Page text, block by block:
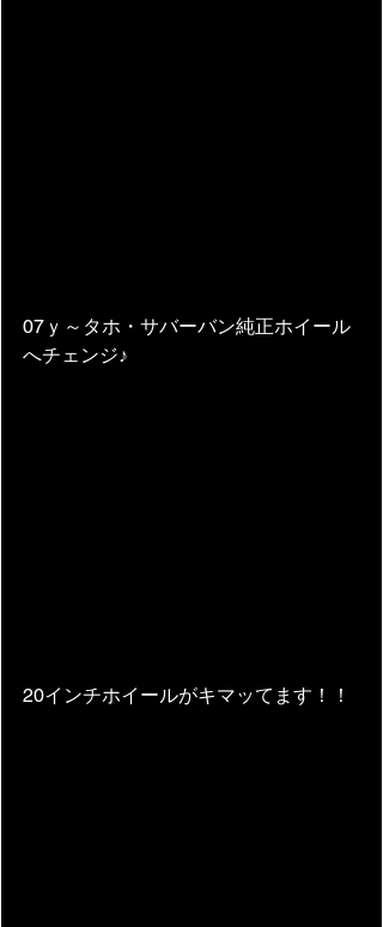
07ｙ～タホ・サバーバン純正ホイール
へチェンジ♪
20インチホイールがキマッてます！！